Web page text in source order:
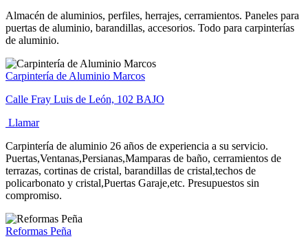
Almacén de aluminios, perfiles, herrajes, cerramientos. Paneles para
puertas de aluminio, barandillas, accesorios. Todo para carpinterías
de aluminio.
Carpintería de Aluminio Marcos
Calle Fray Luis de León, 102 BAJO
Llamar
Carpintería de aluminio 26 años de experiencia a su servicio.
Puertas,Ventanas,Persianas,Mamparas de baño, cerramientos de
terrazas, cortinas de cristal, barandillas de cristal,techos de
policarbonato y cristal,Puertas Garaje,etc. Presupuestos sin
compromiso.
Reformas Peña